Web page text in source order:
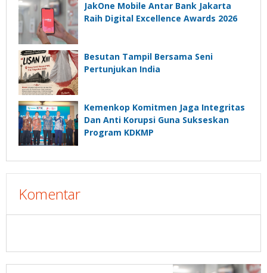
JakOne Mobile Antar Bank Jakarta
Raih Digital Excellence Awards 2026
Besutan Tampil Bersama Seni
Pertunjukan India
Kemenkop Komitmen Jaga Integritas
Dan Anti Korupsi Guna Sukseskan
Program KDKMP
Komentar